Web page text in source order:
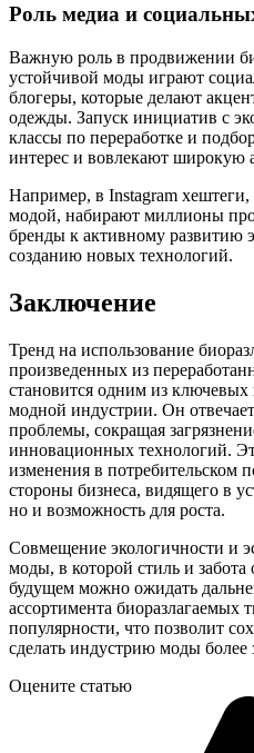
Роль медиа и
Важную роль в продвижении
устойчивой моды играют
блогеры, которые делают
одежды. Запуск инициатив с
классы по переработке и
интерес и вовлекают широкую
Например, в Instagram хештеги,
модой, набирают миллионы
бренды к активному развитию
созданию новых технологий.
Заключение
Тренд на использование
произведенных из
становится одним из
модной индустрии. Он
проблемы, сокращая
инновационных технологий.
изменения в потребительском
стороны бизнеса, видящего в
но и возможность для роста.
Совмещение экологичности и
моды, в которой стиль и
будущем можно ожидать
ассортимента биоразлагаемых
популярности, что позволит
сделать индустрию моды более
Оцените статью